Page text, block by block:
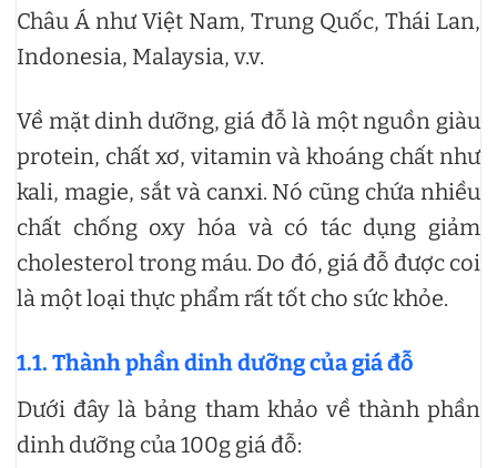
Châu Á như Việt Nam, Trung Quốc, Thái Lan,
Indonesia, Malaysia, v.v.
Về mặt dinh dưỡng, giá đỗ là một nguồn giàu
protein, chất xơ, vitamin và khoáng chất như
kali, magie, sắt và canxi. Nó cũng chứa nhiều
chất chống oxy hóa và có tác dụng giảm
cholesterol trong máu. Do đó, giá đỗ được coi
là một loại thực phẩm rất tốt cho sức khỏe.
1.1. Thành phần dinh dưỡng của giá đỗ
Dưới đây là bảng tham khảo về thành phần
dinh dưỡng của 100g giá đỗ: